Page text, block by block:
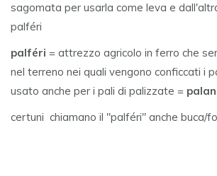
sagomata per usarla come leva e
palféri
palféri = attrezzo agricolo in ferro che
nel terreno nei quali vengono conficcati i
usato anche per i pali di palizzate =
certuni chiamano il "palféri" anche buca/